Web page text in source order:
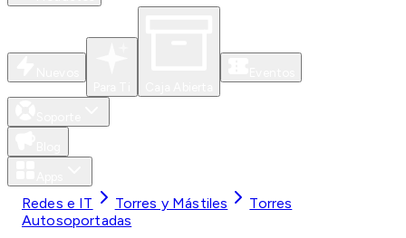
Redes e IT Torres y Mástiles
Torres
Autosoportadas